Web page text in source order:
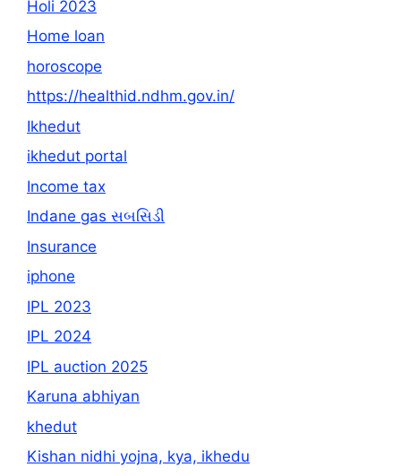
Holi 2023
Home loan
horoscope
https://healthid.ndhm.gov.in/
Ikhedut
ikhedut portal
Income tax
Indane gas સબસિડી
Insurance
iphone
IPL 2023
IPL 2024
IPL auction 2025
Karuna abhiyan
khedut
Kishan nidhi yojna, kya, ikhedu